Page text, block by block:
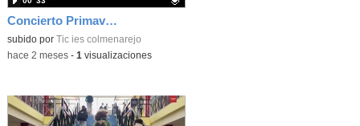
Concierto Primavera Taller Musica 2026 1d5
Contenido educativo.
subido por Tic ies colmenarejo
-hace 2 meses- 1 visualizaciones